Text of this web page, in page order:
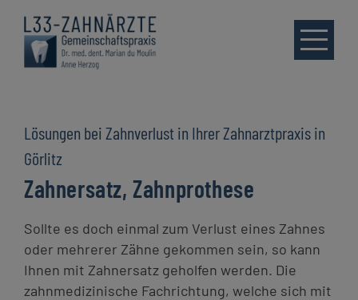
content
Start
Leistungen
Praxis
Blog
Lösungen bei Zahnverlust in Ihrer Zahnarztpraxis in
Görlitz
Zahnersatz, Zahnprothese
Sollte es doch einmal zum Verlust eines Zahnes
oder mehrerer Zähne gekommen sein, so kann
Ihnen mit Zahnersatz geholfen werden. Die
zahnmedizinische Fachrichtung, welche sich mit